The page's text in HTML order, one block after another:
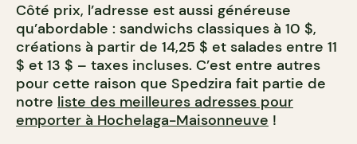
Côté prix, l’adresse est aussi généreuse
qu’abordable : sandwichs classiques à 10 $,
créations à partir de 14,25 $ et salades entre 11
$ et 13 $ – taxes incluses. C’est entre autres
pour cette raison que Spedzira fait partie de
notre liste des meilleures adresses pour
emporter à Hochelaga-Maisonneuve !